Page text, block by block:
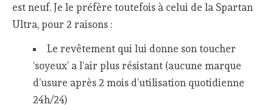
est neuf. Je le préfère toutefois à celui de la Spartan
Ultra, pour 2 raisons :
Le revêtement qui lui donne son toucher
‘soyeux’ a l’air plus résistant (aucune marque
d’usure après 2 mois d’utilisation quotidienne
24h/24)